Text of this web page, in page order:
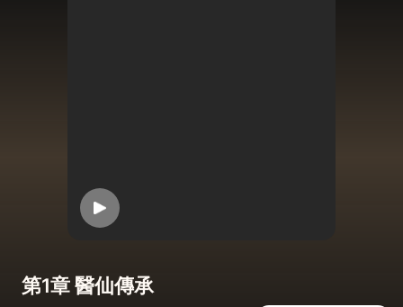
第1章 醫仙傳承